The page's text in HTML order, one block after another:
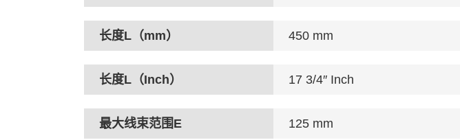
长度L（mm） 450 mm
长度L（Inch） 17 3/4″ Inch
最大线束范围E 125 mm